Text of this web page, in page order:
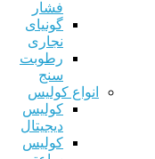
گونیای
نجاری
رطوبت
انواع کولیس
کولیس
دیجیتال
کولیس